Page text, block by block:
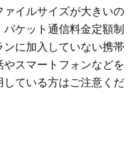
ァイルサイズが大きいの
パケット通信料金定額制
ンに加入していない携帯
やスマートフォンなどを
している方はご注意くだ